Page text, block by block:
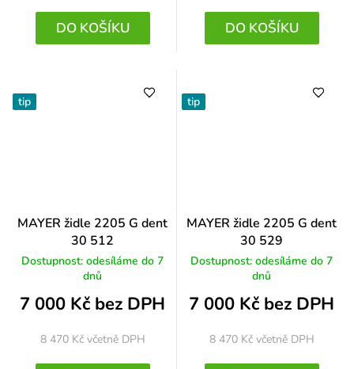
DO KOŠÍKU DO KOŠÍKU
tip
MAYER židle 2205 G dent
30 512
Dostupnost: odesíláme do 7
dnů
7 000 Kč bez DPH
8 470 Kč včetně DPH
tip
MAYER židle 2205 G dent
30 529
Dostupnost: odesíláme do 7
dnů
7 000 Kč bez DPH
8 470 Kč včetně DPH